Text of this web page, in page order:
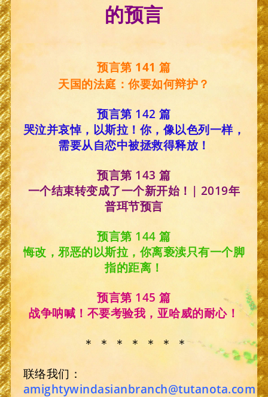
的预言
预言第 141 篇
天国的法庭：你要如何辩护？
预言第 142 篇
哭泣并哀悼，以斯拉！你，像以色列一样，
需要从自恋中被拯救得释放！
预言第 143 篇
一个结束转变成了一个新开始！| 2019年
普珥节预言
预言第 144 篇
悔改，邪恶的以斯拉，你离亵渎只有一个脚
指的距离！
预言第 145 篇
战争呐喊！不要考验我，亚哈威的耐心！
＊ ＊ ＊ ＊ ＊ ＊ ＊
联络我们：
amightywindasianbranch@tutanota.com